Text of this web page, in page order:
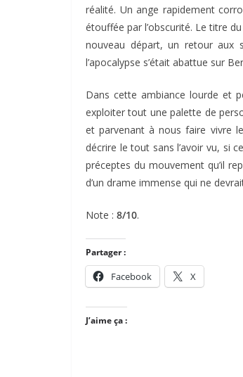
réalité. Un ange rapidement
étouffée par l’obscurité. Le titre
nouveau départ, un retour aux
l’apocalypse s’était abattue sur
Dans cette ambiance lourde et
exploiter tout une palette de
et parvenant à nous faire vivre
décrire le tout sans l’avoir vu, si
préceptes du mouvement qu’il
d’un drame immense qui ne
Note : 8/10.
Partager :
Facebook X
J’aime ça :